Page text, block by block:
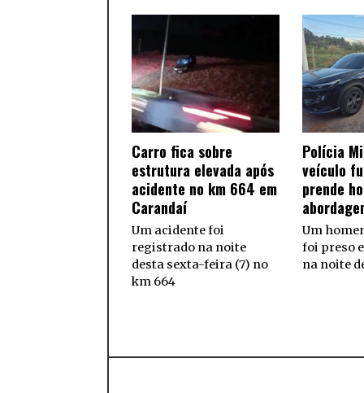
Carro fica sobre
estrutura elevada após
acidente no km 664 em
Carandaí
Um acidente foi
registrado na noite
desta sexta-feira (7) no
km 664
Polícia
veículo
prende
Um
foi preso
na noite